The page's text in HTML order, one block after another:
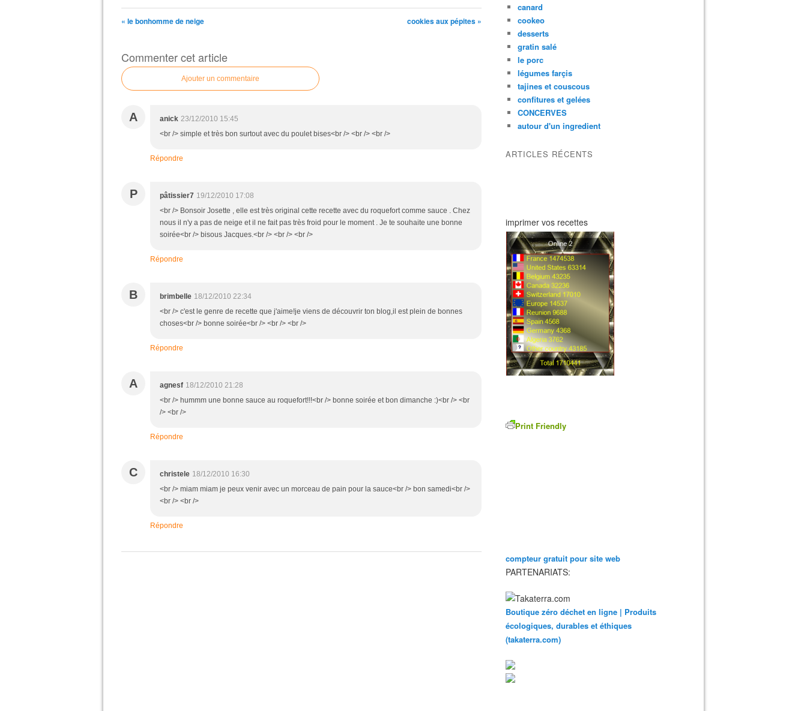
« le bonhomme de neige cookies aux pépites »
Commenter cet article
Ajouter un commentaire
A anick 23/12/2010 15:45
<br /> simple et très bon surtout avec du poulet bises<br /> <br /> <br />
Répondre
P pâtissier7 19/12/2010 17:08
<br /> Bonsoir Josette , elle est très original cette recette avec du roquefort comme sauce . Chez
nous il n'y a pas de neige et il ne fait pas très froid pour le moment . Je te souhaite une bonne
soirée<br /> bisous Jacques.<br /> <br /> <br />
Répondre
B brimbelle 18/12/2010 22:34
<br /> c'est le genre de recette que j'aime!je viens de découvrir ton blog,il est plein de bonnes
choses<br /> bonne soirée<br /> <br /> <br />
Répondre
A agnesf 18/12/2010 21:28
<br /> hummm une bonne sauce au roquefort!!!<br /> bonne soirée et bon dimanche :)<br /> <br
/> <br />
Répondre
C christele 18/12/2010 16:30
<br /> miam miam je peux venir avec un morceau de pain pour la sauce<br /> bon samedi<br />
<br /> <br />
Répondre
canard
cookeo
desserts
gratin salé
le porc
légumes farçis
tajines et couscous
confitures et gelées
CONCERVES
autour d'un ingredient
ARTICLES RÉCENTS
imprimer vos recettes
Print Friendly
compteur gratuit pour site web
PARTENARIATS:
Boutique zéro déchet en ligne | Produits
écologiques, durables et éthiques
(takaterra.com)